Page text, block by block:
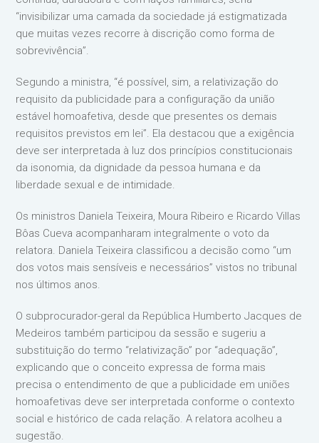
“invisibilizar uma camada da sociedade já estigmatizada
que muitas vezes recorre à discrição como forma de
sobrevivência”.
Segundo a ministra, “é possível, sim, a relativização do
requisito da publicidade para a configuração da união
estável homoafetiva, desde que presentes os demais
requisitos previstos em lei”. Ela destacou que a exigência
deve ser interpretada à luz dos princípios constitucionais
da isonomia, da dignidade da pessoa humana e da
liberdade sexual e de intimidade.
Os ministros Daniela Teixeira, Moura Ribeiro e Ricardo Villas
Bôas Cueva acompanharam integralmente o voto da
relatora. Daniela Teixeira classificou a decisão como “um
dos votos mais sensíveis e necessários” vistos no tribunal
nos últimos anos.
O subprocurador-geral da República Humberto Jacques de
Medeiros também participou da sessão e sugeriu a
substituição do termo “relativização” por “adequação”,
explicando que o conceito expressa de forma mais
precisa o entendimento de que a publicidade em uniões
homoafetivas deve ser interpretada conforme o contexto
social e histórico de cada relação. A relatora acolheu a
sugestão.